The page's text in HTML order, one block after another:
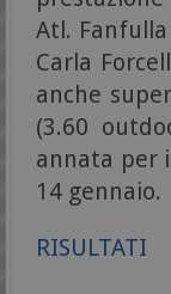
Atl.
Carla
anche
(3.60
annata per
14 gennaio.
RISULTATI